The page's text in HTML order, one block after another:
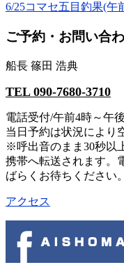
6/25コマセ五目釣果(午
ご予約・お問い合
船長 篠田 浩典
TEL 090-7680-3710
電話受付/午前4時～午
当日予約は状況により
※呼出音のまま30秒以
携帯へ転送されます。
ばらくお待ちください。
アクセス